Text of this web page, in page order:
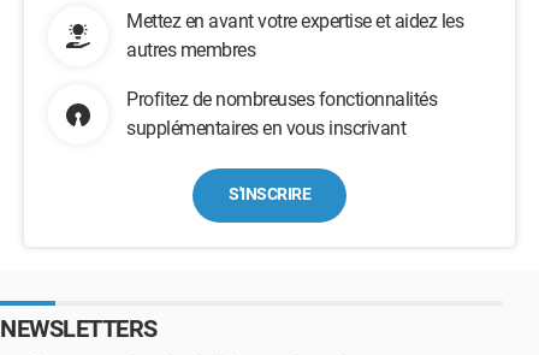
Mettez en avant votre expertise et aidez les
autres membres
Profitez de nombreuses fonctionnalités
supplémentaires en vous inscrivant
S'INSCRIRE
NEWSLETTERS